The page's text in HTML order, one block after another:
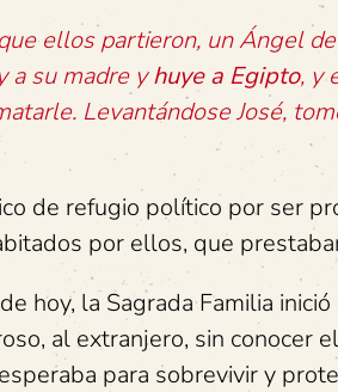
ellos partieron, un Ángel
a su madre yhuye a Egipto, y
Levantándose José,
de refugio político por ser
por ellos, que
hoy, la Sagrada Familia
al extranjero, sin conocer
para sobrevivir y